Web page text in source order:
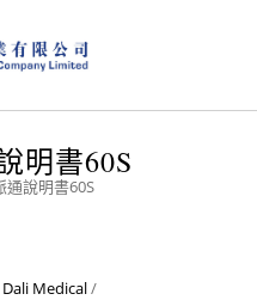
明書60S
通說明書60S
Dali Medical/